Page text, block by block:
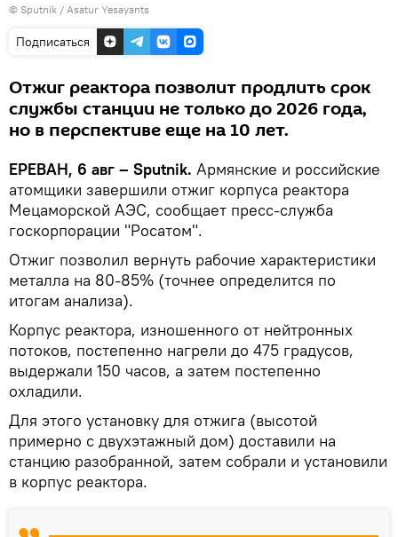
© Sputnik / Asatur Yesayants
Подписаться
Отжиг реактора позволит продлить срок
службы станции не только до 2026 года,
но в перспективе еще на 10 лет.
ЕРЕВАН, 6 авг – Sputnik. Армянские и российские
атомщики завершили отжиг корпуса реактора
Мецаморской АЭС, сообщает пресс-служба
госкорпорации "Росатом".
Отжиг позволил вернуть рабочие характеристики
металла на 80-85% (точнее определится по
итогам анализа).
Корпус реактора, изношенного от нейтронных
потоков, постепенно нагрели до 475 градусов,
выдержали 150 часов, а затем постепенно
охладили.
Для этого установку для отжига (высотой
примерно с двухэтажный дом) доставили на
станцию разобранной, затем собрали и установили
в корпус реактора.